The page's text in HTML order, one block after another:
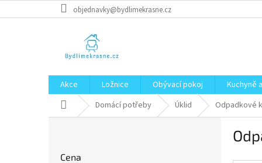
na
objednavky@bydlimekrasne.cz
Akce Ložnice Obývací pokoj Kuchyně
Domů Domácí potřeby Úklid Odpadkové
Cena